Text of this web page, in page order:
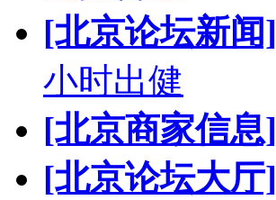
[北京论坛新闻]
小时出健
[北京商家信息]
[北京论坛大厅]